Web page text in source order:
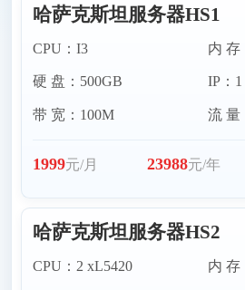
马来西亚服务器
哈萨克斯坦服务器HS1
CPU：I3
硬 盘：500GB
带 宽：100M
内 存
IP：1
流 量
1999元/月 23988元/年
哈萨克斯坦服务器HS2
CPU：2 xL5420 内 存